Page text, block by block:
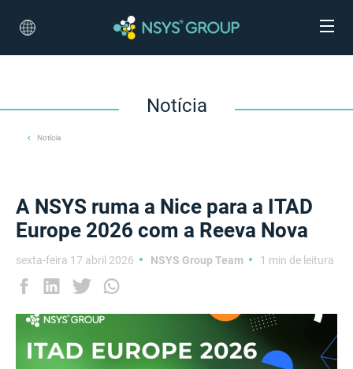
Notícia
Notícia
A NSYS ruma a Nice para a ITAD
Europe 2026 com a Reeva Nova
sexta-feira 17 abril 2026 NSYS Group Team 1 min de leitura